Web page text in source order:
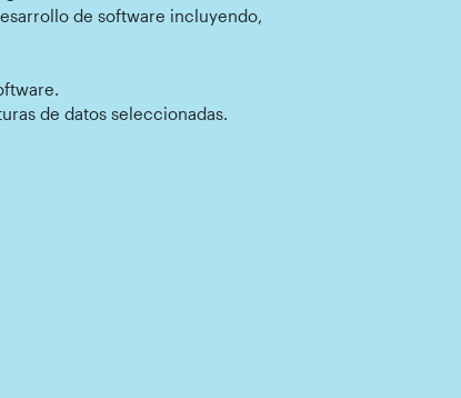
de software incluyendo,
de datos seleccionadas.